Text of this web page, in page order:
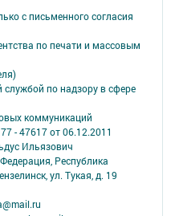
с письменного согласия
по печати и массовым
по надзору в сфере
коммуникаций
- 47617 от 06.12.2011
Ильязович
Республика
ул. Тукая, д. 19